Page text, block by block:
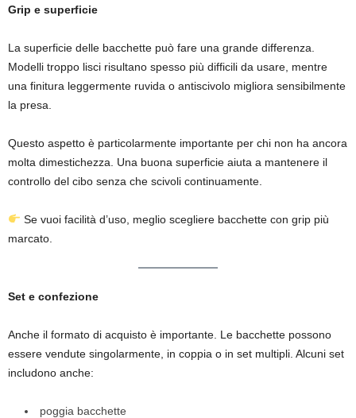
Grip e superficie
La superficie delle bacchette può fare una grande differenza.
Modelli troppo lisci risultano spesso più difficili da usare, mentre
una finitura leggermente ruvida o antiscivolo migliora sensibilmente
la presa.
Questo aspetto è particolarmente importante per chi non ha ancora
molta dimestichezza. Una buona superficie aiuta a mantenere il
controllo del cibo senza che scivoli continuamente.
Se vuoi facilità d’uso, meglio scegliere bacchette con grip più
marcato.
Set e confezione
Anche il formato di acquisto è importante. Le bacchette possono
essere vendute singolarmente, in coppia o in set multipli. Alcuni set
includono anche:
poggia bacchette